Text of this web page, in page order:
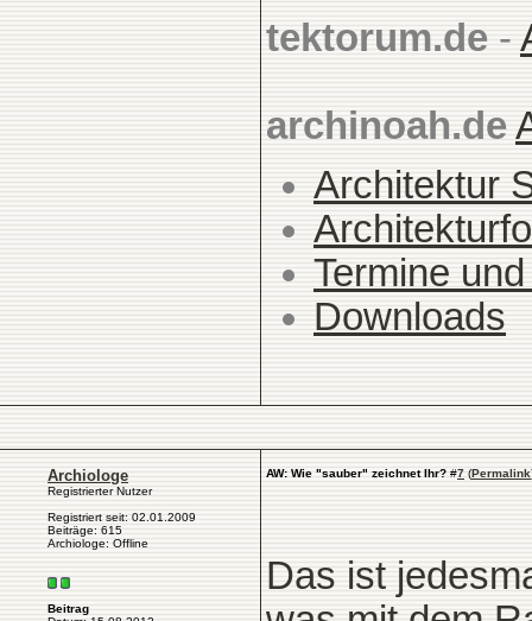
tektorum.de -
archinoah.de
Architektur
Termine
Downloads
Archiologe
Registrierter Nutzer
Registriert seit: 02.01.2009
Beiträge: 615
Archiologe: Offline
Beitrag
AW: Wie "sauber" zeichnet Ihr? #7 (Permalink
Das ist